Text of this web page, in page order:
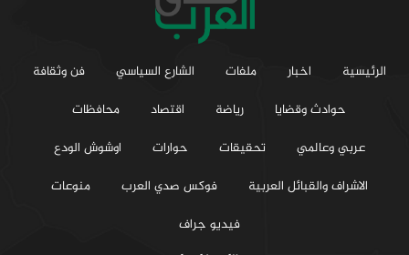
الرئيسية اخبار ملفات الشارع السياسي
فن وثقافة
حوادث وقضايا
رياضة اقتصاد
محافظات
عربي وعالمي
تحقيقات حوارات
اوشوش الودع
الاشراف والقبائل العربية
فوكس صدي العرب
منوعات
فيديو جراف